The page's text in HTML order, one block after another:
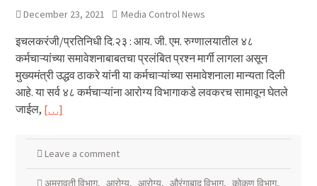
December 23, 2021 Media Control News
इचलकरंजी/प्रतिनिधी दि.२३ : आय. जी. एम. रुग्णालयातील ४८
कर्मचाऱ्यांच्या समावेशनाबाबतचा प्रलंबित प्रश्न मार्गी लागला असून
मुख्यमंत्री उद्धव ठाकरे यांनी या कर्मचाऱ्यांच्या समावेशनाला मान्यता दिली
आहे. या सर्व ४८ कर्मचाऱ्यांना आरोग्य विभागाकडे लवकरच सामावून घेतले
जाईल, […]
Leave a comment
अमरावती विभाग, आरोग्य, आरोग्य, औरंगाबाद विभाग, कोकण विभाग,